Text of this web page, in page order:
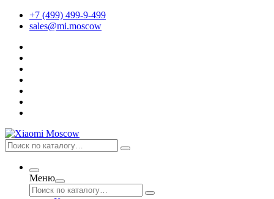
+7 (499) 499-9-499
sales@mi.moscow
Меню